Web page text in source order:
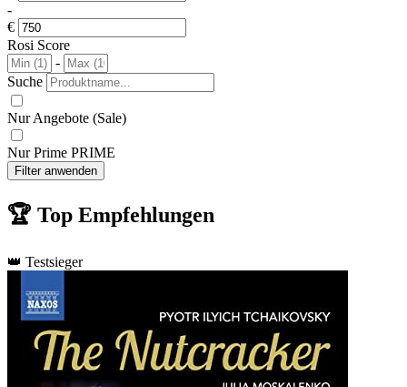
-
€
Rosi Score
-
Suche
Nur Angebote (Sale)
Nur Prime PRIME
Filter anwenden
🏆 Top Empfehlungen
👑 Testsieger